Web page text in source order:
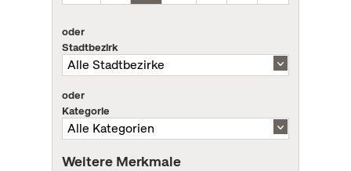
oder
Stadtbezirk
oder
Kategorie
Weitere Merkmale